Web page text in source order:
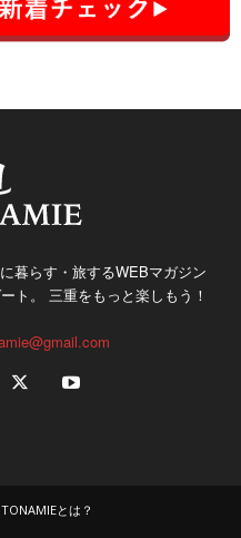
暮らす・旅するWEBマガジン
ト。 三重をもっと楽しもう！
とは？